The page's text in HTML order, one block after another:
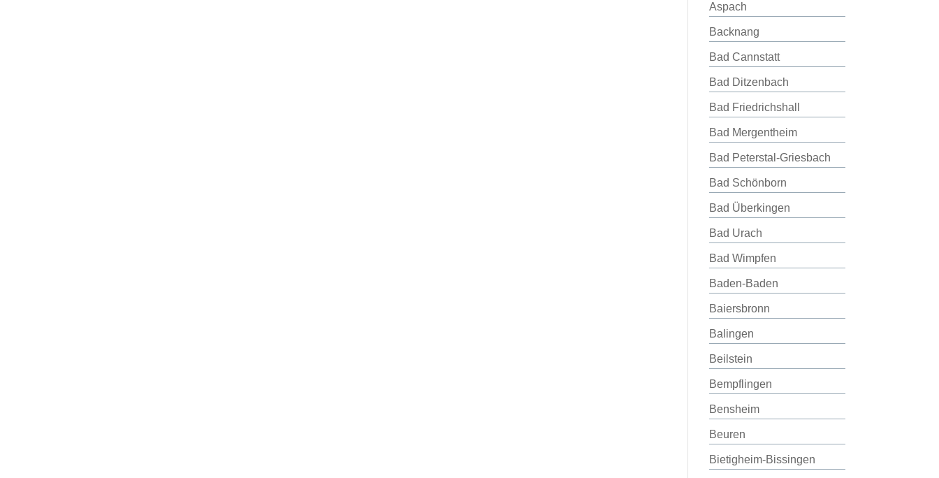
Aspach
Backnang
Bad Cannstatt
Bad Ditzenbach
Bad Friedrichshall
Bad Mergentheim
Bad Peterstal-Griesbach
Bad Schönborn
Bad Überkingen
Bad Urach
Bad Wimpfen
Baden-Baden
Baiersbronn
Balingen
Beilstein
Bempflingen
Bensheim
Beuren
Bietigheim-Bissingen